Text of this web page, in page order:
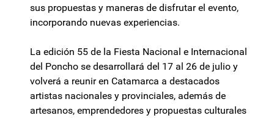
sus propuestas y maneras de disfrutar el evento,
incorporando nuevas experiencias.
La edición 55 de la Fiesta Nacional e Internacional
del Poncho se desarrollará del 17 al 26 de julio y
volverá a reunir en Catamarca a destacados
artistas nacionales y provinciales, además de
artesanos, emprendedores y propuestas culturales